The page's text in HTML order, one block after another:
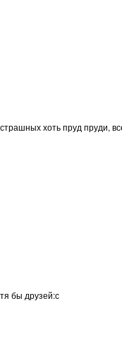
хоть пруд пруди,
бы друзей:с